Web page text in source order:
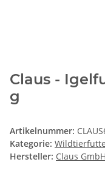
Claus -
g
Artikelnummer:
Kategorie:
Hersteller: Claus GmbH